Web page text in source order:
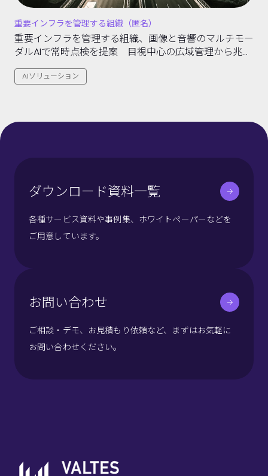
重要インフラを管理する組織（匿名）
重要インフラを管理する組織、画像と音響のマルチモー
ダルAIで常時点検を提案 目視中心の広域管理から兆候
AIソリューション
ダウンロード資料一覧
各種サービス資料や事例集、ホワイトペーパーなどを
ご用意しています。
お問い合わせ
ご相談・デモ、お見積もり依頼など、まずはお気軽に
お問い合わせください。